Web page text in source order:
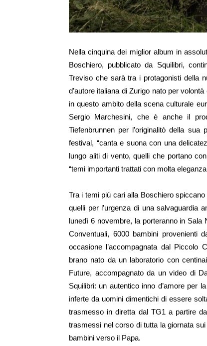
Nella cinquina dei miglior album in
Boschiero, pubblicato da Squilibri,
Treviso che sarà tra i protagonisti della
d’autore italiana di Zurigo nato per
in questo ambito della scena culturale
Sergio Marchesini, che è anche il
Tiefenbrunnen per l’originalitò della
festival, “canta e suona con una
lungo aliti di vento, quelli che portano
“temi importanti trattati con molta
Tra i temi più cari alla Boschiero
quelli per l’urgenza di una salvaguardia
lunedì 6 novembre, la porteranno in Sala
Conventuali, 6000 bambini provenienti
occasione l’accompagnata dal Piccolo
brano nato da un laboratorio con
Future, accompagnato da un video di
Squilibri: un autentico inno d’amore per
inferte da uomini dimentichi di essere
trasmesso in diretta dal TG1 a partire
trasmessi nel corso di tutta la giornata
bambini verso il Papa.